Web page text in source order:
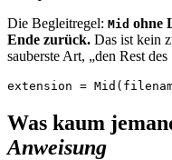
Die Begleitregel: Mid ohne
Ende zurück. Das ist kein
sauberste Art, „den Rest
Was kaum
Anweisung